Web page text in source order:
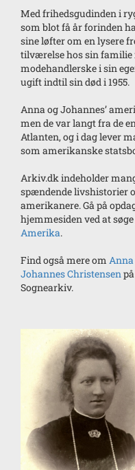
Med frihedsgudinden i
som blot få år forinden
sine løfter om en lysere
tilværelse hos sin familie
modehandlerske i sin
ugift indtil sin død i 1955.
Anna og Johannes’
men de var langt fra de
Atlanten, og i dag lever
som amerikanske
Arkiv.dk indeholder
spændende livshistorier
amerikanere. Gå på
hjemmesiden ved at
Amerika.
Find også mere om
Johannes Christensen
Sognearkiv.